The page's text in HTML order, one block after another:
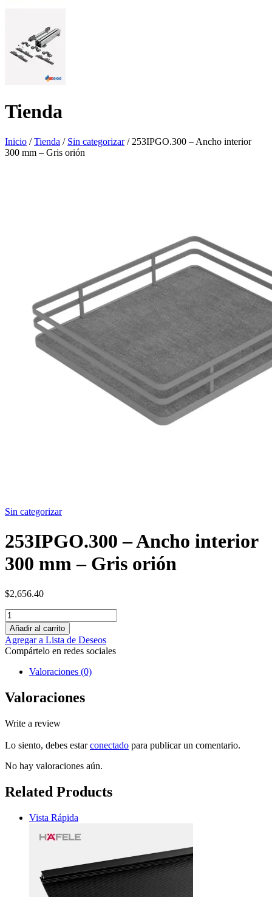
Tienda
Inicio /Tienda / Sin categorizar/ 253IPGO.300 – Ancho interior
300 mm – Gris orión
Sin categorizar
253IPGO.300 – Ancho interior
300 mm – Gris orión
$2,656.40
Añadir al carrito
Agregar a Lista de Deseos
Compártelo en redes sociales
Valoraciones (0)
Valoraciones
Write a review
Lo siento, debes estarconectado para publicar un comentario.
No hay valoraciones aún.
Related Products
Vista Rápida